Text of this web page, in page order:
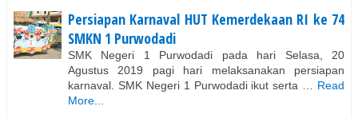
Persiapan Karnaval HUT Kemerdekaan RI ke 74
SMKN 1 Purwodadi
SMK Negeri 1 Purwodadi pada hari Selasa, 20
Agustus 2019 pagi hari melaksanakan persiapan
karnaval. SMK Negeri 1 Purwodadi ikut serta … Read
More...